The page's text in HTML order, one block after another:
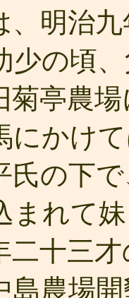
、明治
少の頃
菊亭農
にかけ
氏の下
まれて
二十三
島農場